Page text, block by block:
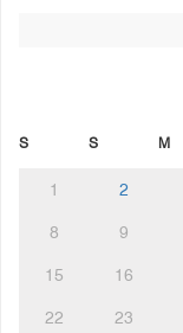
S S M
1 2
8
9
15
16
22
23